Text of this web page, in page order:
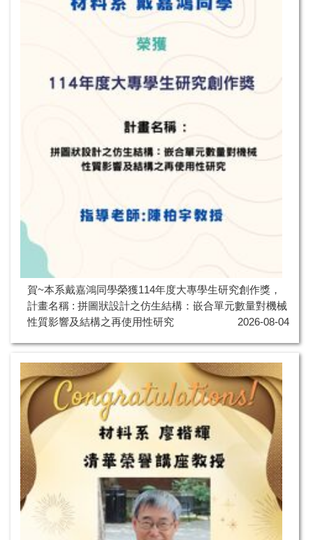
賀~本系戴嘉鴻同學榮獲114年度大專學生研究創作獎，
計畫名稱 : 拼圖狀設計之仿生結構：嵌合單元數量對機械
性質影響及結構之再使用性研究
2026-08-04